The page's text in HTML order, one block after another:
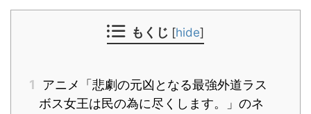
もくじ [hide]
1
アニメ「悲劇の元凶となる最強外道ラス
ボス女王は民の為に尽くします。」のネ